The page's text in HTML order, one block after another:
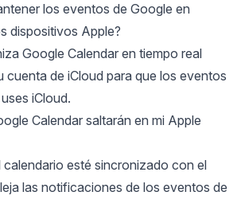
los eventos de Google en
dispositivos Apple?
Google Calendar en tiempo real
cuenta de iCloud para que los eventos
iCloud.
Calendar saltarán en mi Apple
calendario esté sincronizado con el
las notificaciones de los eventos de